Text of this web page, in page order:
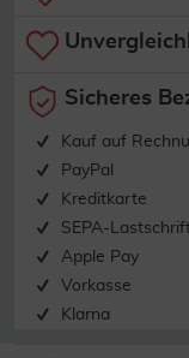
Sicheres
Kauf auf
PayPal
Kreditkarte
SEPA-
Apple Pay
Vorkasse
Klarna